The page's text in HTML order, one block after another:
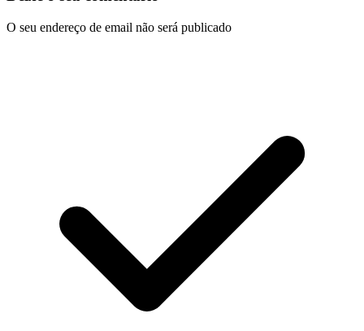
O seu endereço de email não será publicado